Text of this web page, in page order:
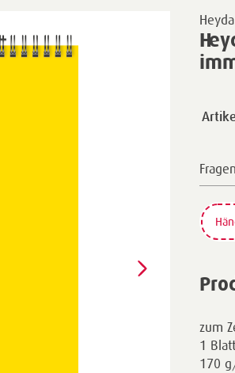
Heyda
zum
1
170